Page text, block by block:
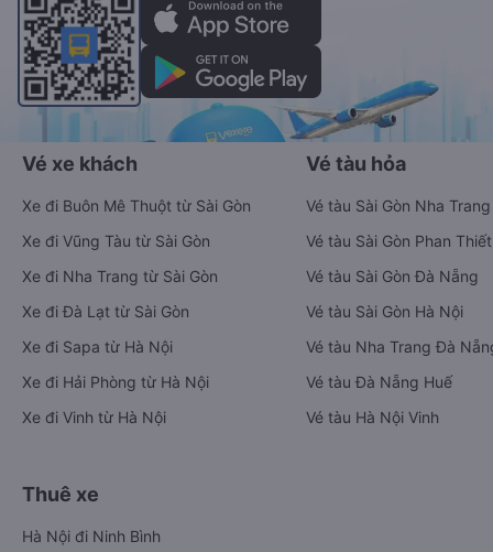
Vé xe khách
Xe đi Buôn Mê Thuột từ Sài Gòn
Xe đi Vũng Tàu từ Sài Gòn
Xe đi Nha Trang từ Sài Gòn
Xe đi Đà Lạt từ Sài Gòn
Xe đi Sapa từ Hà Nội
Xe đi Hải Phòng từ Hà Nội
Xe đi Vinh từ Hà Nội
Vé tàu hỏa
Vé tàu Sài Gòn Nha Trang
Vé tàu Sài Gòn Phan Thiết
Vé tàu Sài Gòn Đà Nẵng
Vé tàu Sài Gòn Hà Nội
Vé tàu Nha Trang Đà
Vé tàu Đà Nẵng Huế
Vé tàu Hà Nội Vinh
Thuê xe
Hà Nội đi Ninh Bình